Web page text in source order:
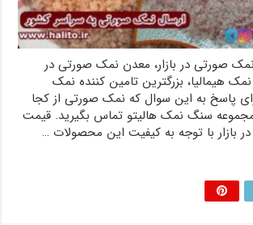
صورتی در بازار، معدن نمک صورتی در
هیمالیا، بزرگترین تامین کننده نمک
پاسخ به این سوال که نمک صورتی از کجا
سنگ نمک هالیتو تماس بگیرید. قیمت
با توجه به کیفیت این محصولات …